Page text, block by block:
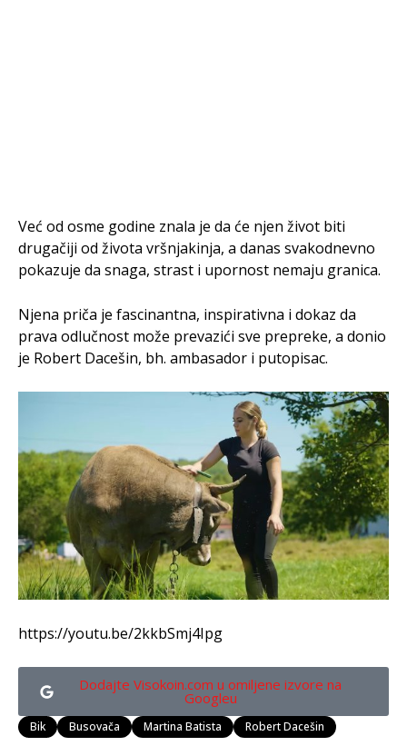
Već od osme godine znala je da će njen život biti
drugačiji od života vršnjakinja, a danas svakodnevno
pokazuje da snaga, strast i upornost nemaju granica.
Njena priča je fascinantna, inspirativna i dokaz da
prava odlučnost može prevazići sve prepreke, a donio
je Robert Dacešin, bh. ambasador i putopisac.
https://youtu.be/2kkbSmj4Ipg
Dodajte Visokoin.com u omiljene izvore na
Googleu
Bik Busovača Martina Batista Robert Dacešin